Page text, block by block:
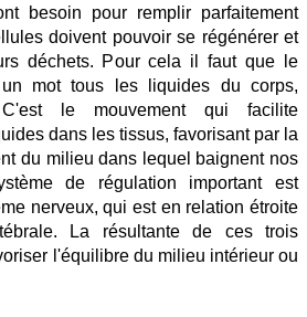
besoin pour remplir parfaitement
doivent pouvoir se régénérer et
déchets. Pour cela il faut que le
mot tous les liquides du corps,
C'est le mouvement qui facilite
dans les tissus, favorisant par la
du milieu dans lequel baignent nos
de régulation important est
nerveux, qui est en relation étroite
La résultante de ces trois
l'équilibre du milieu intérieur ou